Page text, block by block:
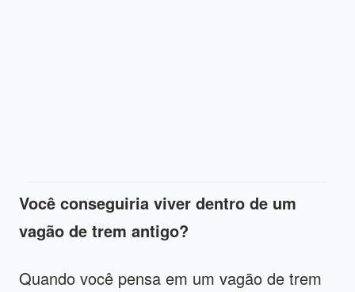
Você conseguiria viver dentro de um
vagão de trem antigo?
Quando você pensa em um vagão de trem